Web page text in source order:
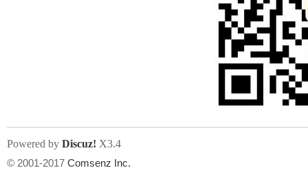
Powered by Discuz! X3.4
© 2001-2017 Comsenz Inc.